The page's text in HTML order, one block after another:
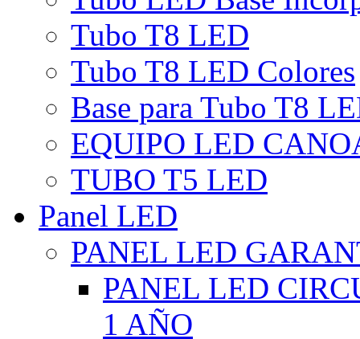
Tubo T8 LED
Tubo T8 LED Colores
Base para Tubo T8
EQUIPO LED
TUBO T5 LED
Panel LED
PANEL LED
PANEL LED
1 AÑO